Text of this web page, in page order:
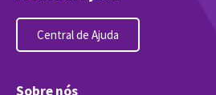
Central de Ajuda
Sobre nós